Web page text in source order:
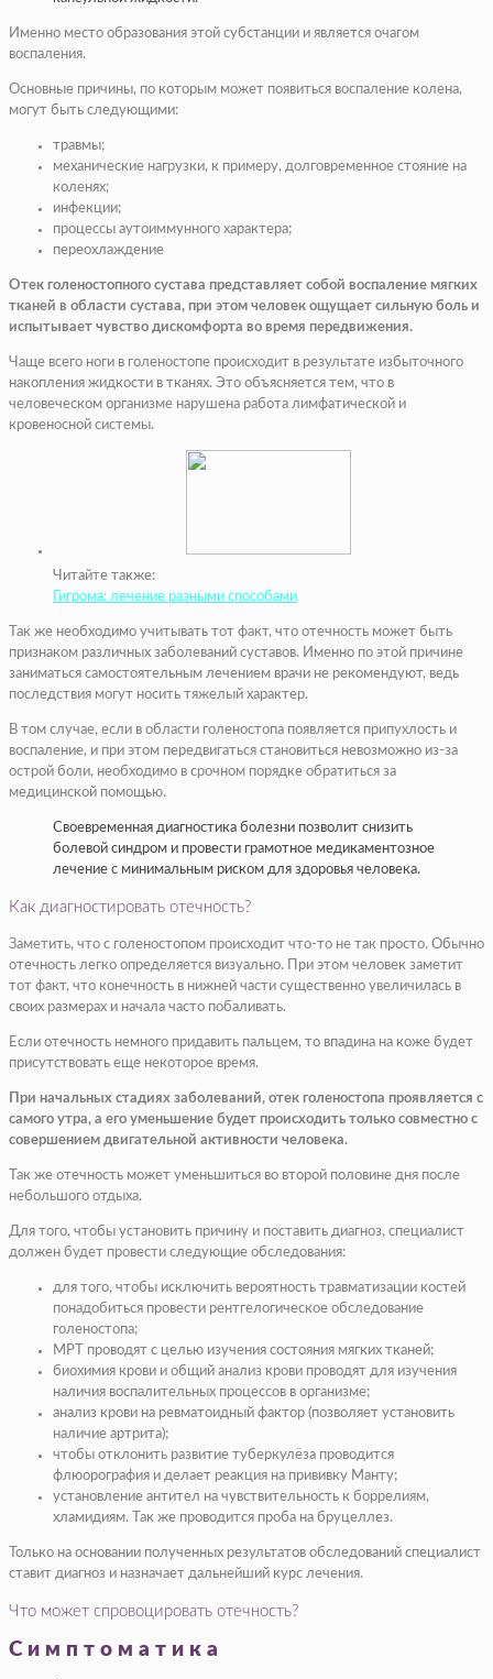
Именно место образования этой субстанции и является очагом
воспаления.
Основные причины, по которым может появиться воспаление колена,
могут быть следующими:
травмы;
механические нагрузки, к примеру, долговременное стояние на
коленях;
инфекции;
процессы аутоиммунного характера;
переохлаждение
Отек голеностопного сустава представляет собой воспаление мягких
тканей в области сустава, при этом человек ощущает сильную боль и
испытывает чувство дискомфорта во время передвижения.
Чаще всего ноги в голеностопе происходит в результате избыточного
накопления жидкости в тканях. Это объясняется тем, что в
человеческом организме нарушена работа лимфатической и
кровеносной системы.
Читайте также:
Гигрома: лечение разными способами
Так же необходимо учитывать тот факт, что отечность может быть
признаком различных заболеваний суставов. Именно по этой причине
заниматься самостоятельным лечением врачи не рекомендуют, ведь
последствия могут носить тяжелый характер.
В том случае, если в области голеностопа появляется припухлость и
воспаление, и при этом передвигаться становиться невозможно из-за
острой боли, необходимо в срочном порядке обратиться за
медицинской помощью.
Своевременная диагностика болезни позволит снизить
болевой синдром и провести грамотное медикаментозное
лечение с минимальным риском для здоровья человека.
Как диагностировать отечность?
Заметить, что с голеностопом происходит что-то не так просто. Обычно
отечность легко определяется визуально. При этом человек заметит
тот факт, что конечность в нижней части существенно увеличилась в
своих размерах и начала часто побаливать.
Если отечность немного придавить пальцем, то впадина на коже будет
присутствовать еще некоторое время.
При начальных стадиях заболеваний, отек голеностопа проявляется с
самого утра, а его уменьшение будет происходить только совместно с
совершением двигательной активности человека.
Так же отечность может уменьшиться во второй половине дня после
небольшого отдыха.
Для того, чтобы установить причину и поставить диагноз, специалист
должен будет провести следующие обследования:
для того, чтобы исключить вероятность травматизации костей
понадобиться провести рентгелогическое обследование
голеностопа;
МРТ проводят с целью изучения состояния мягких тканей;
биохимия крови и общий анализ крови проводят для изучения
наличия воспалительных процессов в организме;
анализ крови на ревматоидный фактор (позволяет установить
наличие артрита);
чтобы отклонить развитие туберкулёза проводится
флюорография и делает реакция на прививку Манту;
установление антител на чувствительность к боррелиям,
хламидиям. Так же проводится проба на бруцеллез.
Только на основании полученных результатов обследований специалист
ставит диагноз и назначает дальнейший курс лечения.
Что может спровоцировать отечность?
Симптоматика